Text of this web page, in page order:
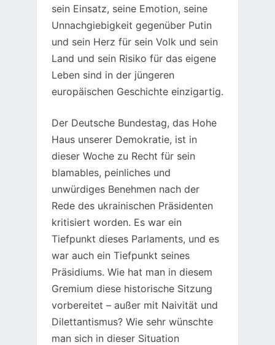
sein Einsatz, seine Emotion, seine
Unnachgiebigkeit gegenüber Putin
und sein Herz für sein Volk und sein
Land und sein Risiko für das eigene
Leben sind in der jüngeren
europäischen Geschichte einzigartig.
Der Deutsche Bundestag, das Hohe
Haus unserer Demokratie, ist in
dieser Woche zu Recht für sein
blamables, peinliches und
unwürdiges Benehmen nach der
Rede des ukrainischen Präsidenten
kritisiert worden. Es war ein
Tiefpunkt dieses Parlaments, und es
war auch ein Tiefpunkt seines
Präsidiums. Wie hat man in diesem
Gremium diese historische Sitzung
vorbereitet – außer mit Naivität und
Dilettantismus? Wie sehr wünschte
man sich in dieser Situation